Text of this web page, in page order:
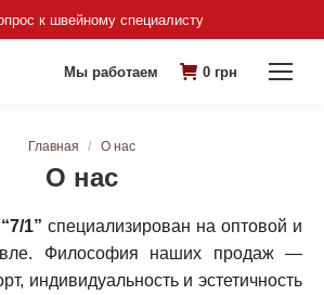
к швейному специалисту
Мы работаем 0 грн
О нас
Вы здесь:
Главная О нас
1” специализирован на оптовой и
Философия наших продаж —
индивидуальность и эстетичность